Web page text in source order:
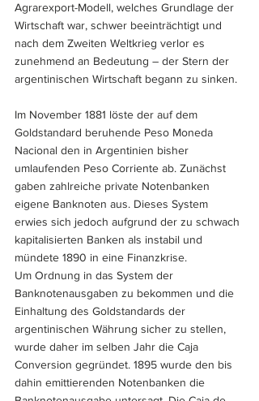
Agrarexport-Modell, welches Grundlage der
Wirtschaft war, schwer beeinträchtigt und
nach dem Zweiten Weltkrieg verlor es
zunehmend an Bedeutung – der Stern der
argentinischen Wirtschaft begann zu sinken.
Im November 1881 löste der auf dem
Goldstandard beruhende Peso Moneda
Nacional den in Argentinien bisher
umlaufenden Peso Corriente ab. Zunächst
gaben zahlreiche private Notenbanken
eigene Banknoten aus. Dieses System
erwies sich jedoch aufgrund der zu schwach
kapitalisierten Banken als instabil und
mündete 1890 in eine Finanzkrise.
Um Ordnung in das System der
Banknotenausgaben zu bekommen und die
Einhaltung des Goldstandards der
argentinischen Währung sicher zu stellen,
wurde daher im selben Jahr die Caja
Conversion gegründet. 1895 wurde den bis
dahin emittierenden Notenbanken die